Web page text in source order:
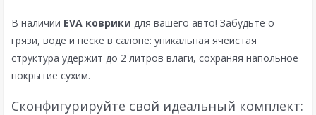
В наличии EVA коврики для вашего авто! Забудьте о
грязи, воде и песке в салоне: уникальная ячеистая
структура удержит до 2 литров влаги, сохраняя напольное
покрытие сухим.
Сконфигурируйте свой идеальный комплект: